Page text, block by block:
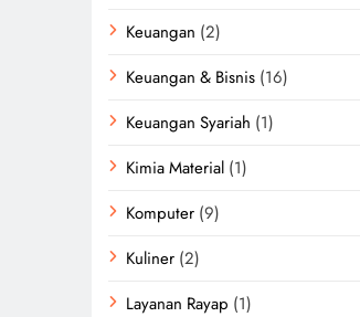
Keuangan (2)
Keuangan & Bisnis (16)
Keuangan Syariah (1)
Kimia Material (1)
Komputer (9)
Kuliner (2)
Layanan Rayap (1)